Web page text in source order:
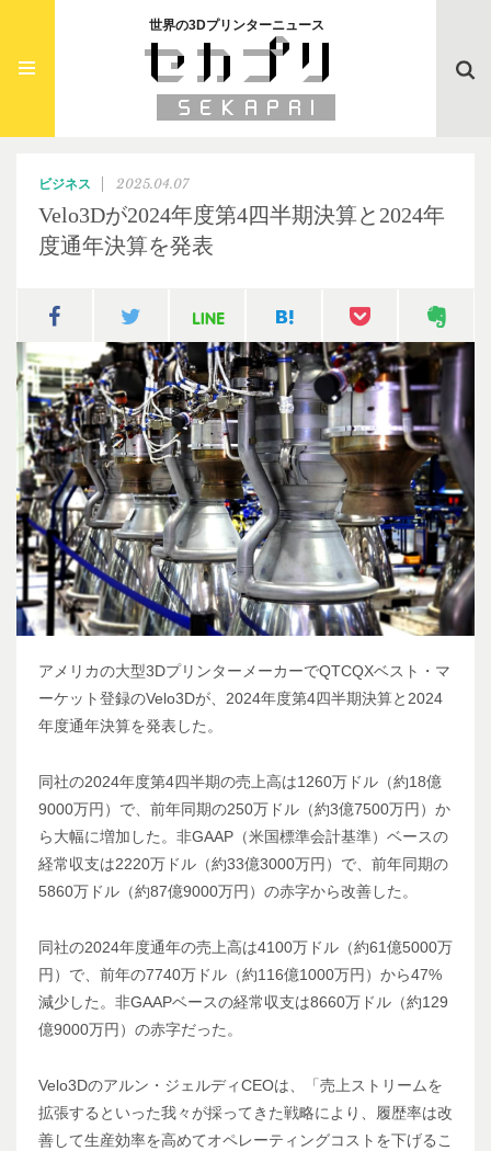
世界の3Dプリンターニュース
ビジネス 2025.04.07
Velo3Dが2024年度第4四半期決算と2024年
度通年決算を発表
アメリカの大型3DプリンターメーカーでQTCQXベスト・マ
ーケット登録のVelo3Dが、2024年度第4四半期決算と2024
年度通年決算を発表した。
同社の2024年度第4四半期の売上高は1260万ドル（約18億
9000万円）で、前年同期の250万ドル（約3億7500万円）か
ら大幅に増加した。非GAAP（米国標準会計基準）ベースの
経常収支は2220万ドル（約33億3000万円）で、前年同期の
5860万ドル（約87億9000万円）の赤字から改善した。
同社の2024年度通年の売上高は4100万ドル（約61億5000万
円）で、前年の7740万ドル（約116億1000万円）から47%
減少した。非GAAPベースの経常収支は8660万ドル（約129
億9000万円）の赤字だった。
Velo3Dのアルン・ジェルディCEOは、「売上ストリームを
拡張するといった我々が採ってきた戦略により、履歴率は改
善して生産効率を高めてオペレーティングコストを下げるこ